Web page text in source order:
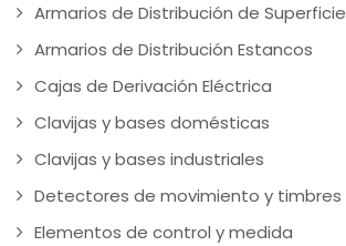
Armarios de Distribución de Superficie
Armarios de Distribución Estancos
Cajas de Derivación Eléctrica
Clavijas y bases domésticas
Clavijas y bases industriales
Detectores de movimiento y timbres
Elementos de control y medida